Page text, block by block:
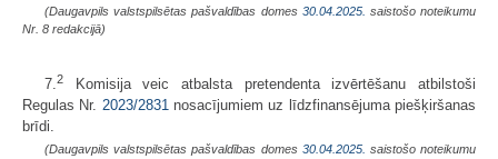
(Daugavpils valstspilsētas pašvaldības domes 30.04.2025. saistošo noteikumu
Nr. 8 redakcijā)
7.2
Komisija veic atbalsta pretendenta izvērtēšanu atbilstoši
Regulas Nr. 2023/2831nosacījumiem uz līdzfinansējuma piešķiršanas
brīdi.
(Daugavpils valstspilsētas pašvaldības domes 30.04.2025. saistošo noteikumu